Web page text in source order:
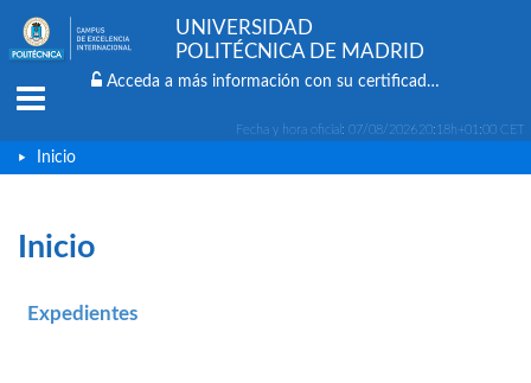
Fecha y hora oficial: 07/08/202620:18h+01:00 CET
UNIVERSIDAD
POLITÉCNICA DE MADRID
Acceda a más información con su certificado digital
Inicio
Inicio
Expedientes